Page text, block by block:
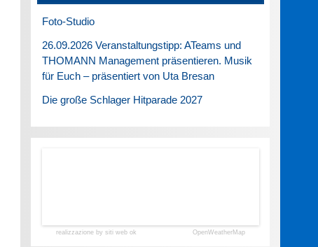
Foto-Studio
26.09.2026 Veranstaltungstipp: ATeams und
THOMANN Management präsentieren. Musik
für Euch – präsentiert von Uta Bresan
Die große Schlager Hitparade 2027
realizzazione by siti web ok OpenWeatherMap